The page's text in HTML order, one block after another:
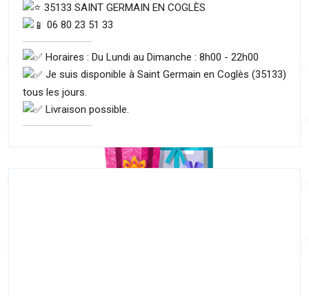
35133 SAINT GERMAIN EN COGLÈS
06 80 23 51 33
Horaires : Du Lundi au Dimanche : 8h00 - 22h00
Je suis disponible à Saint Germain en Coglès (35133)
tous les jours.
Livraison possible.